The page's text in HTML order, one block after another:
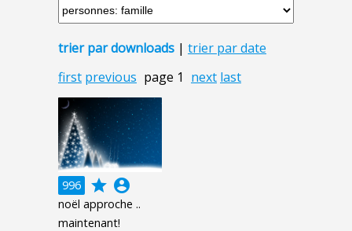
trier par downloads | trier par date
first previous page 1 next last
996 grade account_circle
noël approche ..
maintenant!